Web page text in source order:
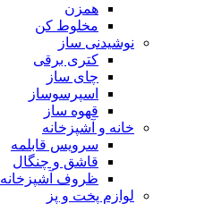
همزن
مخلوط کن
نوشیدنی ساز
کتری برقی
چای ساز
اسپرسوساز
قهوه ساز
خانه و آشپزخانه
سرویس قابلمه
قاشق و چنگال
ظروف آشپزخانه
لوازم پخت و پز